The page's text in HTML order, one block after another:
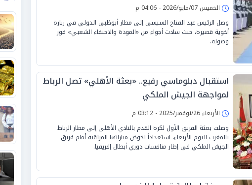
الخميس 07/مايو/2026 - 04:06 م
وصل الرئيس عبد الفتاح السيسي إلى مطار أبوظبي الدولي في زيارة
أخوية قصيرة، حيث سادت أجواء من «المودة والاحتفاء الشعبي» فور
وصوله.
استقبال دبلوماسي رفيع.. «بعثة الأهلي» تصل الرباط
لمواجهة الجيش الملكي
الأربعاء 26/نوفمبر/2025 - 03:12 م
وصلت بعثة الفريق الأول لكرة القدم بالنادي الأهلي إلى مطار الرباط
بالمغرب اليوم الأربعاء، استعداداً لخوض مباراتها المرتقبة أمام فريق
الجيش الملكي في إطار منافسات دوري أبطال إفريقيا.